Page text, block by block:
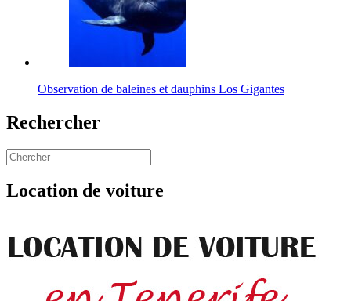
Observation de baleines et dauphins Los Gigantes
Rechercher
Location de voiture